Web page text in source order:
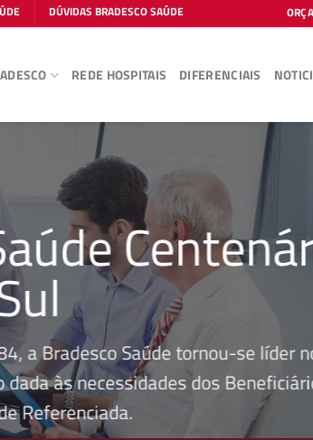
DÚVIDAS BRADESCO SAÚDE
REDE HOSPITAIS DIFERENCIAIS
a Bradesco Saúde tornou-se líder
às necessidades dos
Referenciada.